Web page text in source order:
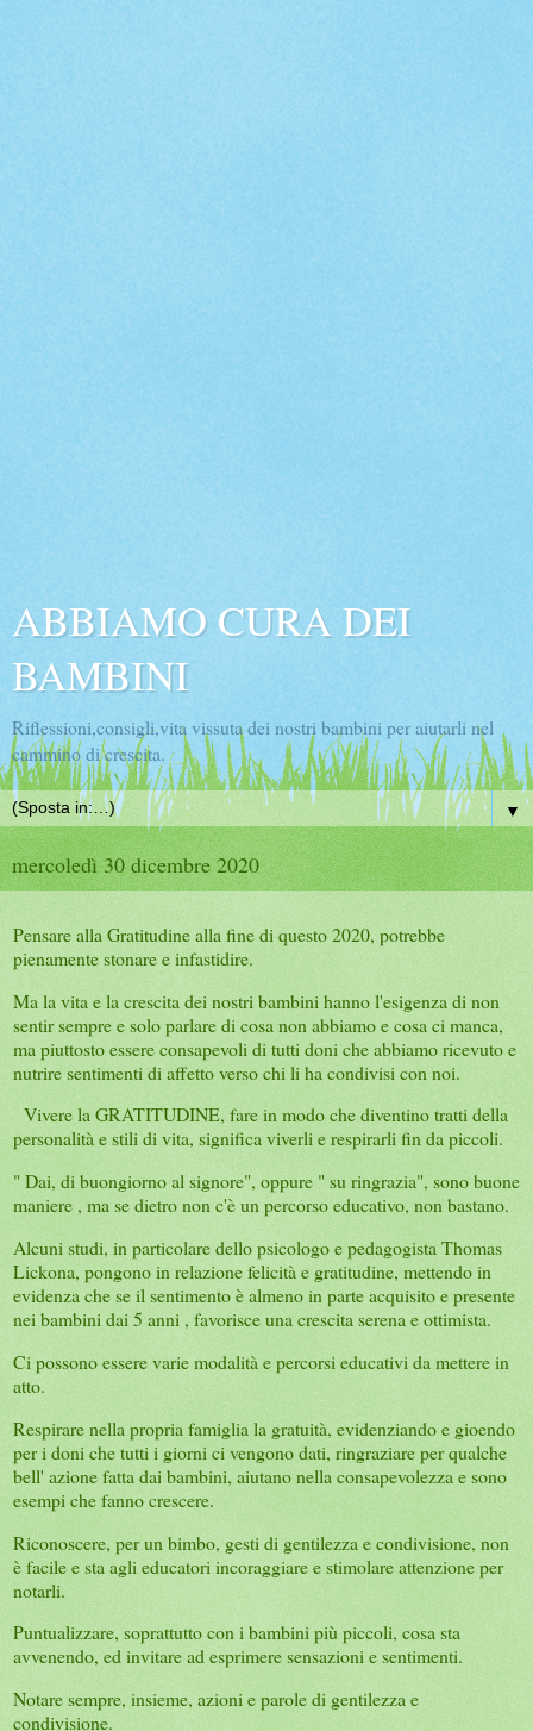
ABBIAMO CURA DEI
BAMBINI
Riflessioni,consigli,vita vissuta dei nostri bambini per aiutarli nel
cammino di crescita.
▼
mercoledì 30 dicembre 2020
Pensare alla Gratitudine alla fine di questo 2020, potrebbe
pienamente stonare e infastidire.
Ma la vita e la crescita dei nostri bambini hanno l'esigenza di non
sentir sempre e solo parlare di cosa non abbiamo e cosa ci manca,
ma piuttosto essere consapevoli di tutti doni che abbiamo ricevuto e
nutrire sentimenti di affetto verso chi li ha condivisi con noi.
Vivere la GRATITUDINE, fare in modo che diventino tratti della
personalità e stili di vita, significa viverli e respirarli fin da piccoli.
" Dai, di buongiorno al signore", oppure " su ringrazia", sono buone
maniere , ma se dietro non c'è un percorso educativo, non bastano.
Alcuni studi, in particolare dello psicologo e pedagogista Thomas
Lickona, pongono in relazione felicità e gratitudine, mettendo in
evidenza che se il sentimento è almeno in parte acquisito e presente
nei bambini dai 5 anni , favorisce una crescita serena e ottimista.
Ci possono essere varie modalità e percorsi educativi da mettere in
atto.
Respirare nella propria famiglia la gratuità, evidenziando e gioendo
per i doni che tutti i giorni ci vengono dati, ringraziare per qualche
bell' azione fatta dai bambini, aiutano nella consapevolezza e sono
esempi che fanno crescere.
Riconoscere, per un bimbo, gesti di gentilezza e condivisione, non
è facile e sta agli educatori incoraggiare e stimolare attenzione per
notarli.
Puntualizzare, soprattutto con i bambini più piccoli, cosa sta
avvenendo, ed invitare ad esprimere sensazioni e sentimenti.
Notare sempre, insieme, azioni e parole di gentilezza e
condivisione.